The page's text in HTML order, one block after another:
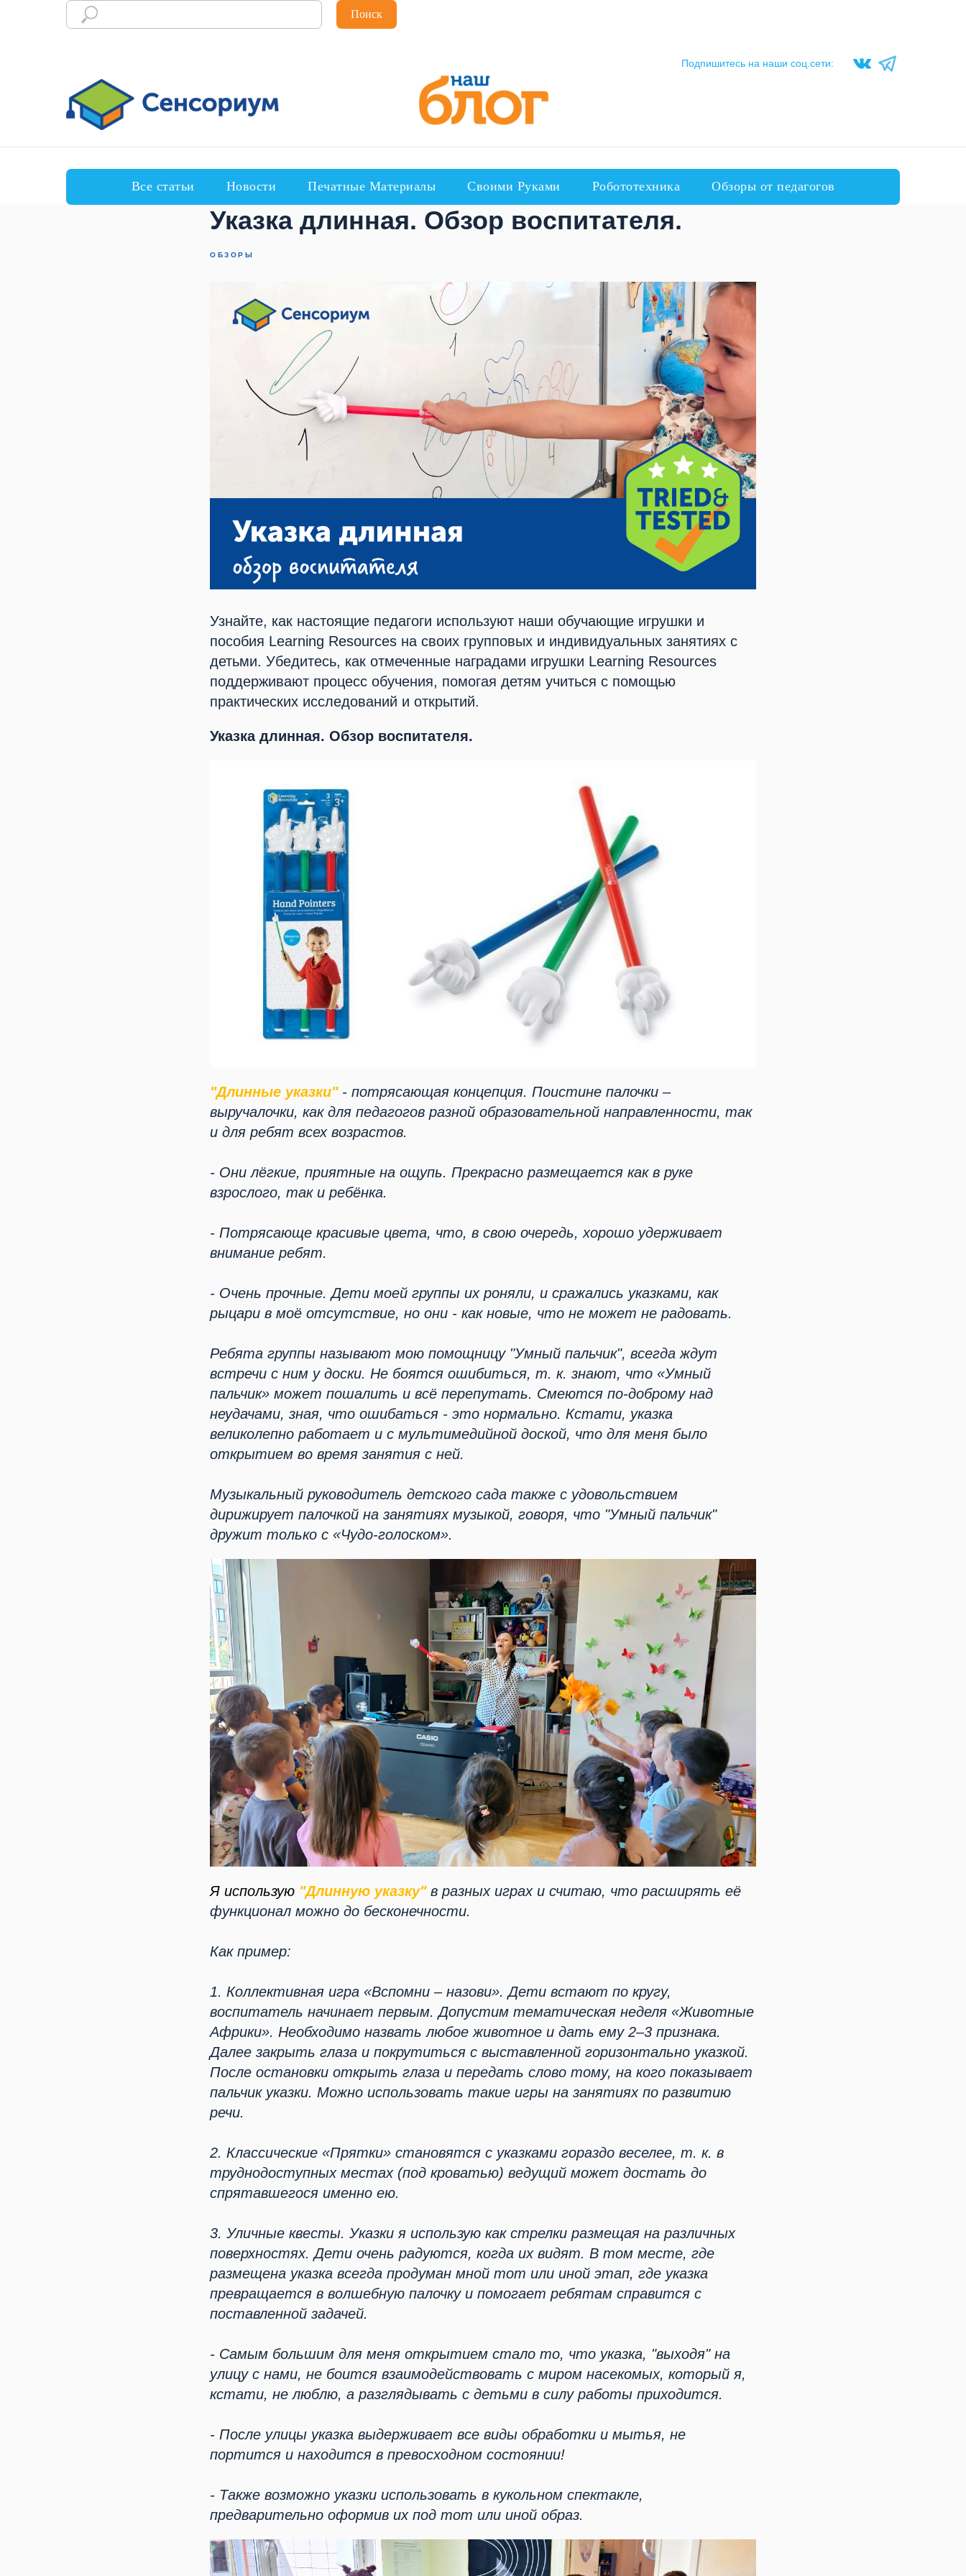
Поиск
Подпишитесь на наши соц.сети:
Все статьи Новости Печатные Материалы Своими Руками Робототехника Обзоры от педагогов
Указка длинная. Обзор воспитателя.
ОБЗОРЫ
Узнайте, как настоящие педагоги используют наши обучающие игрушки и
пособия Learning Resources на своих групповых и индивидуальных занятиях с
детьми. Убедитесь, как отмеченные наградами игрушки Learning Resources
поддерживают процесс обучения, помогая детям учиться с помощью
практических исследований и открытий.
Указка длинная. Обзор воспитателя.
"Длинные указки"- потрясающая концепция. Поистине палочки –
выручалочки, как для педагогов разной образовательной направленности, так
и для ребят всех возрастов.
- Они лёгкие, приятные на ощупь. Прекрасно размещается как в руке
взрослого, так и ребёнка.
- Потрясающе красивые цвета, что, в свою очередь, хорошо удерживает
внимание ребят.
- Очень прочные. Дети моей группы их роняли, и сражались указками, как
рыцари в моё отсутствие, но они - как новые, что не может не радовать.
Ребята группы называют мою помощницу "Умный пальчик", всегда ждут
встречи с ним у доски. Не боятся ошибиться, т. к. знают, что «Умный
пальчик» может пошалить и всё перепутать. Смеются по-доброму над
неудачами, зная, что ошибаться - это нормально. Кстати, указка
великолепно работает и с мультимедийной доской, что для меня было
открытием во время занятия с ней.
Музыкальный руководитель детского сада также с удовольствием
дирижирует палочкой на занятиях музыкой, говоря, что "Умный пальчик"
дружит только с «Чудо-голоском».
Я использую "Длинную указку" в разных играх и считаю, что расширять её
функционал можно до бесконечности.
Как пример:
1. Коллективная игра «Вспомни – назови». Дети встают по кругу,
воспитатель начинает первым. Допустим тематическая неделя «Животные
Африки». Необходимо назвать любое животное и дать ему 2–3 признака.
Далее закрыть глаза и покрутиться с выставленной горизонтально указкой.
После остановки открыть глаза и передать слово тому, на кого показывает
пальчик указки. Можно использовать такие игры на занятиях по развитию
речи.
2. Классические «Прятки» становятся с указками гораздо веселее, т. к. в
труднодоступных местах (под кроватью) ведущий может достать до
спрятавшегося именно ею.
3. Уличные квесты. Указки я использую как стрелки размещая на различных
поверхностях. Дети очень радуются, когда их видят. В том месте, где
размещена указка всегда продуман мной тот или иной этап, где указка
превращается в волшебную палочку и помогает ребятам справится с
поставленной задачей.
- Самым большим для меня открытием стало то, что указка, "выходя" на
улицу с нами, не боится взаимодействовать с миром насекомых, который я,
кстати, не люблю, а разглядывать с детьми в силу работы приходится.
- После улицы указка выдерживает все виды обработки и мытья, не
портится и находится в превосходном состоянии!
- Также возможно указки использовать в кукольном спектакле,
предварительно оформив их под тот или иной образ.